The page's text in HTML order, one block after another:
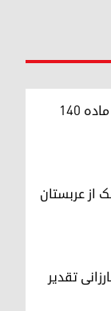
تأکید کمیته مناطق کوردستانی بر اجرای ماده ۱۴۰
از عربستان
تقدیر